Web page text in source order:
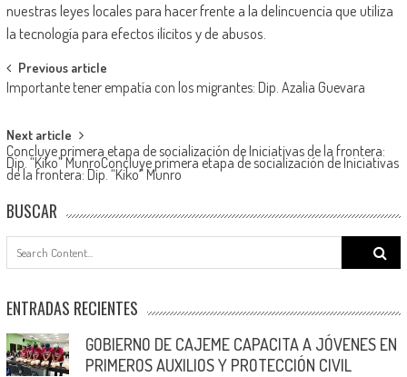
nuestras leyes locales para hacer frente a la delincuencia que utiliza
la tecnología para efectos ilícitos y de abusos.
Post
navigation
Previous article
Importante tener empatía con los migrantes: Dip. Azalia Guevara
Next article
Concluye primera etapa de socialización de Iniciativas de la frontera:
Dip. “Kiko” MunroConcluye primera etapa de socialización de Iniciativas
de la frontera: Dip. “Kiko” Munro
BUSCAR
Search
for:
ENTRADAS RECIENTES
GOBIERNO DE CAJEME CAPACITA A JÓVENES EN
PRIMEROS AUXILIOS Y PROTECCIÓN CIVIL